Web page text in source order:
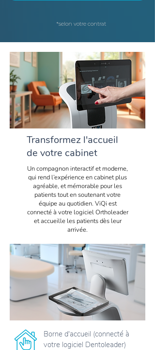
*selon votre contrat
Transformez l'accueil
de votre cabinet
Un compagnon interactif et moderne,
qui rend l’expérience en cabinet plus
agréable, et mémorable pour les
patients tout en soutenant votre
équipe au quotidien. ViQi est
connecté à votre logiciel Ortholeader
et accueille les patients dès leur
arrivée.
Borne d'accueil (connecté à
votre logiciel Dentoleader)